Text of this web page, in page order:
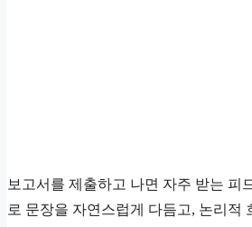
보고서를 제출하고 나면 자주 받는 피
로 문장을 자연스럽게 다듬고, 논리적